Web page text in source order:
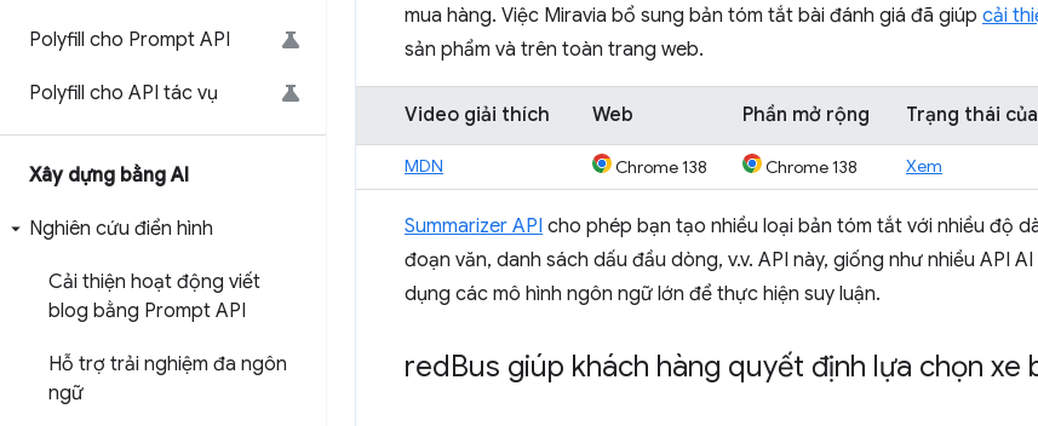
Polyfill cho Prompt API
Polyfill cho API tác vụ
Xây dựng bằng AI
Nghiên cứu điển hình
Cải thiện hoạt động viết
blog bằng Prompt API
Hỗ trợ trải nghiệm đa ngôn
ngữ
mua hàng. Việc Miravia bổ sung bản tóm tắt bài đánh giá đã giúp cải
sản phẩm và trên toàn trang web.
Video giải thích Web Phần mở rộng Trạng thái
MDN Chrome 138 Chrome 138 Xem
Summarizer API cho phép bạn tạo nhiều loại bản tóm tắt với nhiều độ
đoạn văn, danh sách dấu đầu dòng, v.v. API này, giống như nhiều API
dụng các mô hình ngôn ngữ lớn để thực hiện suy luận.
redBus giúp khách hàng quyết định lựa chọn xe